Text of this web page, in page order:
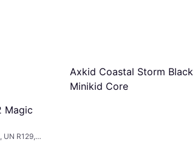
Magic
UN R129,
Axkid Coastal Storm Black
Minikid Core